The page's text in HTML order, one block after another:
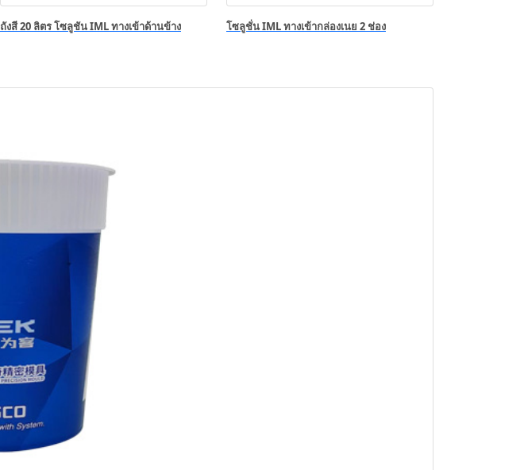
ถังสี 20 ลิตร โซลูชัน IML ทางเข้าด้านข้าง โซลูชั่น IML ทางเข้ากล่องเนย 2 ช่อง